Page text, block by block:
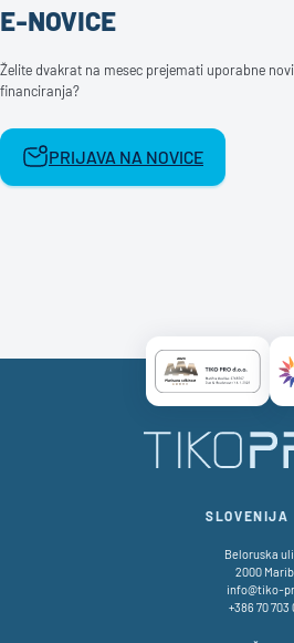
E-NOVICE
Želite dvakrat na mesec prejemati uporabne
financiranja?
PRIJAVA NA NOVICE
Certificate
SLOVENIJA
Beloruska
2000
info@tiko-
+386 70 703